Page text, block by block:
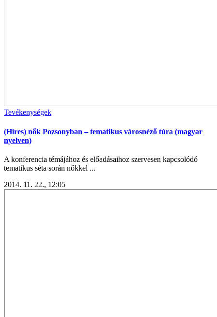
Tevékenységek
(Híres) nők Pozsonyban – tematikus városnéző túra (magyar
nyelven)
A konferencia témájához és előadásaihoz szervesen kapcsolódó
tematikus séta során nőkkel ...
2014. 11. 22., 12:05